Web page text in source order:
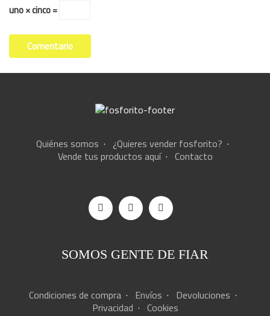
uno × cinco =
Quiénes somos · ¿Quieres vender fosforito? ·
Vende tus productos aquí· Contacto
SOMOS GENTE DE FIAR
Condiciones de compra· Envíos · Devoluciones ·
Privacidad · Cookies